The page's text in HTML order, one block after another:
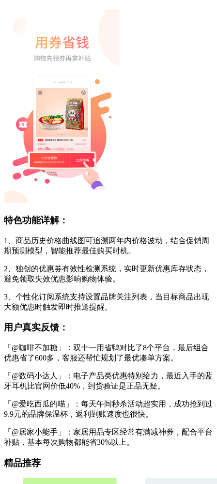
特色功能详解：
1、商品历史价格曲线图可追溯两年内价格波动，结合促销周
期预测模型，智能推荐最佳购买时机。
2、独创的优惠券有效性检测系统，实时更新优惠库存状态，
避免领取失效优惠影响购物体验。
3、个性化订阅系统支持设置品牌关注列表，当目标商品出现
大额优惠时触发即时推送提醒。
用户真实反馈：
「@咖啡不加糖」：双十一用省鸭对比了8个平台，最后组合
优惠省了600多，客服还帮忙规划了最优凑单方案。
「@数码小达人」：电子产品类优惠特别给力，最近入手的蓝
牙耳机比官网价低40%，到货验证是正品无疑。
「@爱吃西瓜的喵」：每天午间秒杀活动超实用，成功抢到过
9.9元的品牌保温杯，返利到账速度也很快。
「@居家小能手」：家居用品专区经常有满减神券，配合平台
补贴，基本每次购物都能省30%以上。
精品推荐